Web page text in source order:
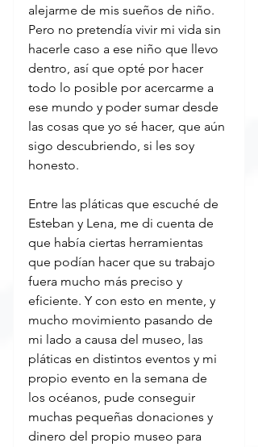
alejarme de mis sueños de niño.
Pero no pretendía vivir mi vida sin
hacerle caso a ese niño que llevo
dentro, así que opté por hacer
todo lo posible por acercarme a
ese mundo y poder sumar desde
las cosas que yo sé hacer, que aún
sigo descubriendo, si les soy
honesto.
Entre las pláticas que escuché de
Esteban y Lena, me di cuenta de
que había ciertas herramientas
que podían hacer que su trabajo
fuera mucho más preciso y
eficiente. Y con esto en mente, y
mucho movimiento pasando de
mi lado a causa del museo, las
pláticas en distintos eventos y mi
propio evento en la semana de
los océanos, pude conseguir
muchas pequeñas donaciones y
dinero del propio museo para